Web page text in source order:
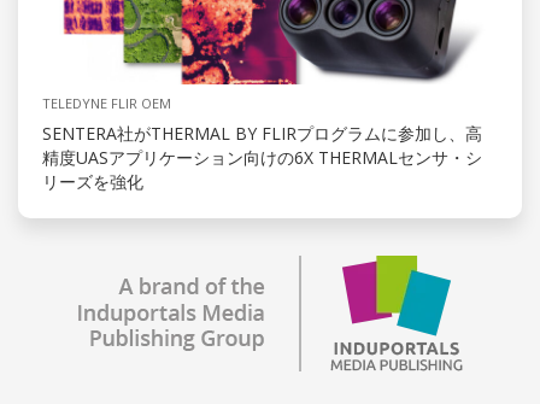
TELEDYNE FLIR OEM
SENTERA社がTHERMAL BY FLIRプログラムに参加し、高
精度UASアプリケーション向けの6X THERMALセンサ・シ
リーズを強化